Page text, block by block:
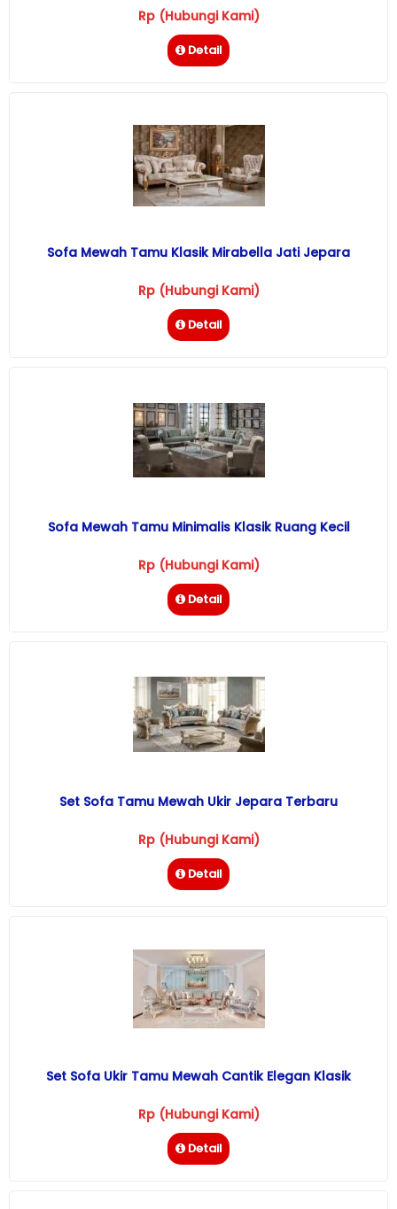
Rp (Hubungi Kami)
Detail
Sofa Mewah Tamu Klasik Mirabella Jati Jepara
Rp (Hubungi Kami)
Detail
Sofa Mewah Tamu Minimalis Klasik Ruang Kecil
Rp (Hubungi Kami)
Detail
Set Sofa Tamu Mewah Ukir Jepara Terbaru
Rp (Hubungi Kami)
Detail
Set Sofa Ukir Tamu Mewah Cantik Elegan Klasik
Rp (Hubungi Kami)
Detail